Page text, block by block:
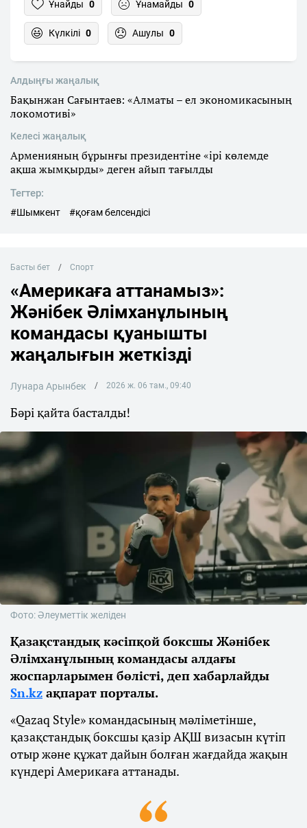
Ұнайды 0 Ұнамайды 0
Күлкілі 0 Ашулы 0
Алдыңғы жаңалық
Бақынжан Сағынтаев: «Алматы – ел экономикасының
локомотиві»
Келесі жаңалық
Арменияның бұрынғы президентіне «ірі көлемде
ақша жымқырды» деген айып тағылды
Тегтер:
#Шымкент #қоғам белсендісі
Басты бет Спорт
«Америкаға аттанамыз»:
Жәнібек Әлімханұлының
командасы қуанышты
жаңалығын жеткізді
Лунара Арынбек 2026 ж. 06 там., 09:40
Бәрі қайта басталды!
Фото: Әлеуметтік желіден
Қазақстандық кәсіпқой боксшы Жәнібек
Әлімханұлының командасы алдағы
жоспарларымен бөлісті, деп хабарлайды
Sn.kz ақпарат порталы.
«Qazaq Style» командасының мәліметінше,
қазақстандық боксшы қазір АҚШ визасын күтіп
отыр және құжат дайын болған жағдайда жақын
күндері Америкаға аттанады.